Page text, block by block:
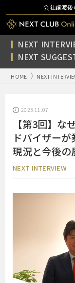
会社譲渡後
NEXT
NEXT
HOME NEXT
2023.11.07
【第3回】な
ドバイザー
現況と今後の
NEXT INTERVIEW